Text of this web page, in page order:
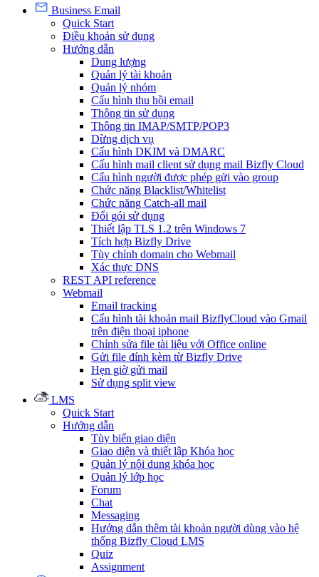
Business Email
Quick Start
Điều khoản sử dụng
Hướng dẫn
Dung lượng
Quản lý tài khoản
Quản lý nhóm
Cấu hình thu hồi email
Thông tin sử dụng
Thông tin IMAP/SMTP/POP3
Dừng dịch vụ
Cấu hình DKIM và DMARC
Cấu hình mail client sử dụng mail Bizfly Cloud
Cấu hình người được phép gửi vào group
Chức năng Blacklist/Whitelist
Chức năng Catch-all mail
Đổi gói sử dụng
Thiết lập TLS 1.2 trên Windows 7
Tích hợp Bizfly Drive
Tùy chỉnh domain cho Webmail
Xác thực DNS
REST API reference
Webmail
Email tracking
Cấu hình tài khoản mail BizflyCloud vào Gmail
trên điện thoại iphone
Chỉnh sửa file tài liệu với Office online
Gửi file đính kèm từ Bizfly Drive
Hẹn giờ gửi mail
Sử dụng split view
LMS
Quick Start
Hướng dẫn
Tùy biến giao diện
Giao diện và thiết lập Khóa học
Quản lý nội dung khóa học
Quản lý lớp học
Forum
Chat
Messaging
Hướng dẫn thêm tài khoản người dùng vào hệ
thống Bizfly Cloud LMS
Quiz
Assignment